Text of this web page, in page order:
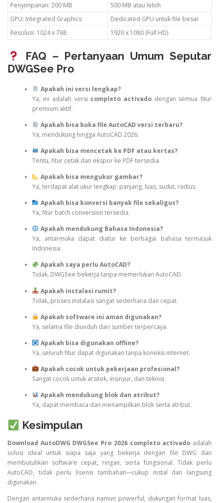
Penyimpanan: 200 MB
500 MB atau lebih
GPU: Integrated Graphics
Dedicated GPU untuk file besar
Resolusi: 1024 x 768
1920 x 1080 (Full HD)
FAQ – Pertanyaan Umum Seputar
DWGSee Pro
Apakah ini versi lengkap?
Ya, ini adalah versi completo activadodengan semua fitur
premium aktif.
Apakah bisa buka file AutoCAD versi terbaru?
Ya, mendukung hingga AutoCAD 2026.
Apakah bisa mencetak ke PDF atau kertas?
Tentu, fitur cetak dan ekspor ke PDF tersedia.
Apakah bisa mengukur gambar?
Ya, terdapat alat ukur lengkap: panjang, luas, sudut, radius.
Apakah bisa konversi banyak file sekaligus?
Ya, fitur batch conversion tersedia.
Apakah mendukung Bahasa Indonesia?
Ya, antarmuka dapat diatur ke berbagai bahasa termasuk
Indonesia.
Apakah saya perlu AutoCAD?
Tidak, DWGSee bekerja tanpa memerlukan AutoCAD.
Apakah instalasi rumit?
Tidak, proses instalasi sangat sederhana dan cepat.
Apakah software ini aman digunakan?
Ya, selama file diunduh dari sumber terpercaya.
Apakah bisa digunakan offline?
Ya, seluruh fitur dapat digunakan tanpa koneksi internet.
Apakah cocok untuk pekerjaan profesional?
Sangat cocok untuk arsitek, insinyur, dan teknisi.
Apakah mendukung blok dan atribut?
Ya, dapat membaca dan menampilkan blok serta atribut.
Kesimpulan
Download AutoDWG DWGSee Pro 2026 completo activado adalah
solusi ideal untuk siapa saja yang bekerja dengan file DWG dan
membutuhkan software cepat, ringan, serta fungsional. Tidak perlu
AutoCAD, tidak perlu lisensi tambahan—cukup instal dan langsung
digunakan.
Dengan antarmuka sederhana namun powerful, dukungan format luas,